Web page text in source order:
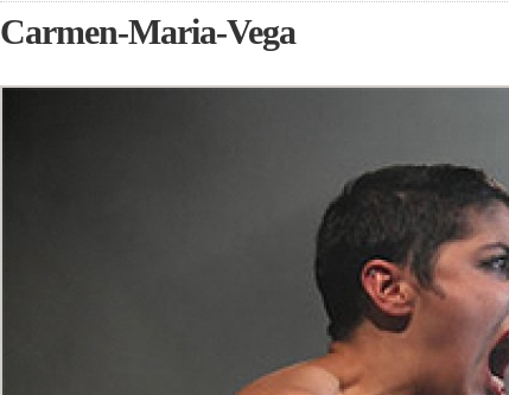
Carmen-Maria-Vega